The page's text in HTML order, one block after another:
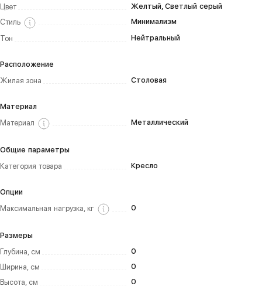
Цвет
Желтый, Светлый серый
Стиль
Минимализм
Тон
Нейтральный
Расположение
Жилая зона
Столовая
Материал
Материал
Металлический
Общие параметры
Категория товара
Кресло
Опции
Максимальная нагрузка, кг
0
Размеры
Глубина, см
0
Ширина, см
0
Высота, см
0